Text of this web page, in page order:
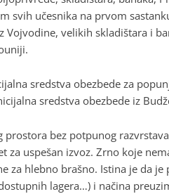
svih učesnika na prvom
velikih skladištara i
sredstva obezbede za
sredstva obezbede iz
bez potpunog
za uspešan izvoz. Zrno koje
za hlebno brašno. Istina je da je
lagera…) i načina